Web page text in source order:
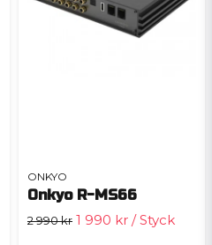
ONKYO
Onkyo R-MS66
2 990 kr 1 990 kr / Styck